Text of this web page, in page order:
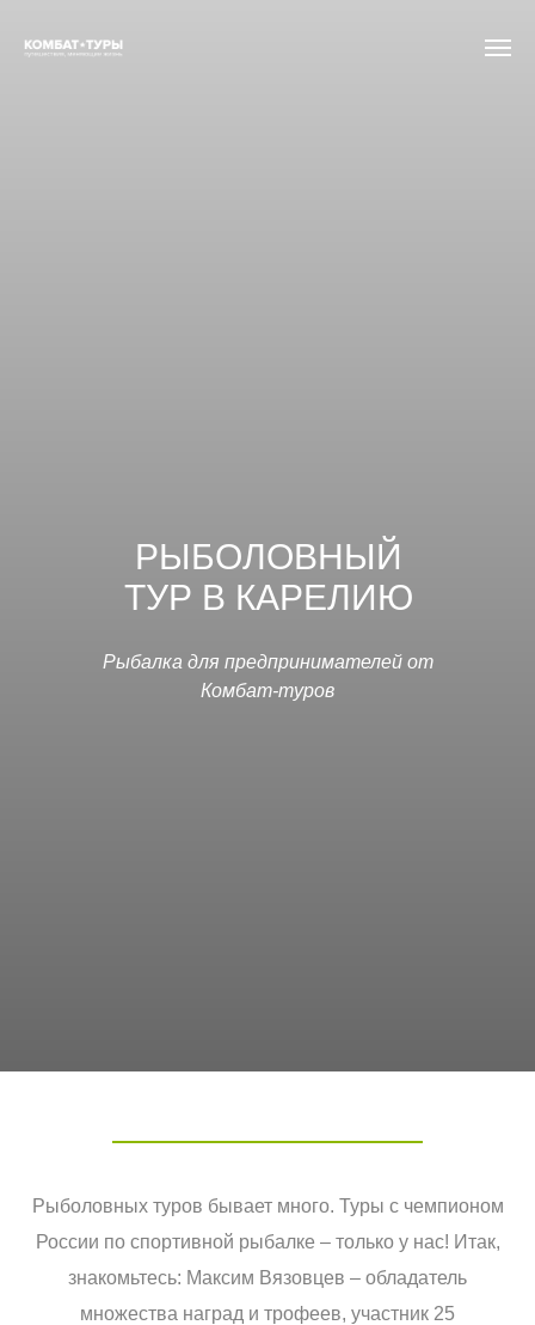
РЫБОЛОВНЫЙ
ТУР В КАРЕЛИЮ
Рыбалка для предпринимателей от
Комбат-туров
Рыболовных туров бывает много. Туры с чемпионом
России по спортивной рыбалке – только у нас! Итак,
знакомьтесь: Максим Вязовцев – обладатель
множества наград и трофеев, участник 25